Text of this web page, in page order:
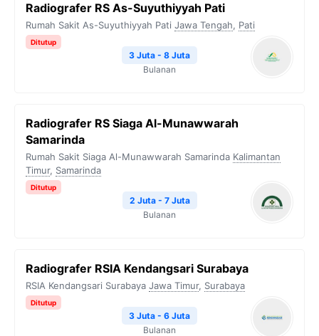
Radiografer RS As-Suyuthiyyah Pati
Rumah Sakit As-Suyuthiyyah Pati Jawa Tengah, Pati
Ditutup
3 Juta - 8 Juta
Bulanan
Radiografer RS Siaga Al-Munawwarah
Samarinda
Rumah Sakit Siaga Al-Munawwarah Samarinda Kalimantan
Timur, Samarinda
Ditutup
2 Juta - 7 Juta
Bulanan
Radiografer RSIA Kendangsari Surabaya
RSIA Kendangsari Surabaya Jawa Timur, Surabaya
Ditutup
3 Juta - 6 Juta
Bulanan